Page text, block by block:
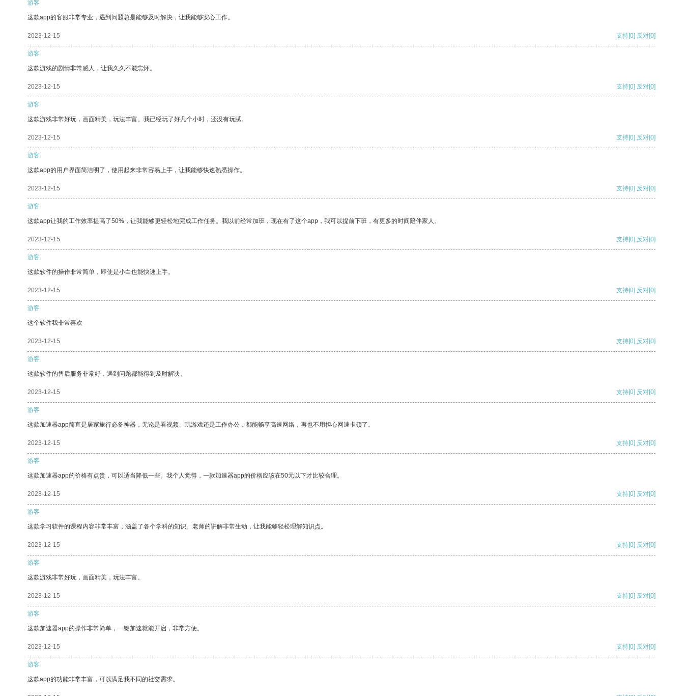
游客
这款app的客服非常专业，遇到问题总是能够及时解决，让我能够安心工作。
2023-12-15 支持[0] 反对[0]
游客
这款游戏的剧情非常感人，让我久久不能忘怀。
2023-12-15 支持[0] 反对[0]
游客
这款游戏非常好玩，画面精美，玩法丰富。我已经玩了好几个小时，还没有玩腻。
2023-12-15 支持[0] 反对[0]
游客
这款app的用户界面简洁明了，使用起来非常容易上手，让我能够快速熟悉操作。
2023-12-15 支持[0] 反对[0]
游客
这款app让我的工作效率提高了50%，让我能够更轻松地完成工作任务。我以前经常加班，现在有了这个app，我可以提前下班，有更多的时间陪伴家人。
2023-12-15 支持[0] 反对[0]
游客
这款软件的操作非常简单，即使是小白也能快速上手。
2023-12-15 支持[0] 反对[0]
游客
这个软件我非常喜欢
2023-12-15 支持[0] 反对[0]
游客
这款软件的售后服务非常好，遇到问题都能得到及时解决。
2023-12-15 支持[0] 反对[0]
游客
这款加速器app简直是居家旅行必备神器，无论是看视频、玩游戏还是工作办公，都能畅享高速网络，再也不用担心网速卡顿了。
2023-12-15 支持[0] 反对[0]
游客
这款加速器app的价格有点贵，可以适当降低一些。我个人觉得，一款加速器app的价格应该在50元以下才比较合理。
2023-12-15 支持[0] 反对[0]
游客
这款学习软件的课程内容非常丰富，涵盖了各个学科的知识。老师的讲解非常生动，让我能够轻松理解知识点。
2023-12-15 支持[0] 反对[0]
游客
这款游戏非常好玩，画面精美，玩法丰富。
2023-12-15 支持[0] 反对[0]
游客
这款加速器app的操作非常简单，一键加速就能开启，非常方便。
2023-12-15 支持[0] 反对[0]
游客
这款app的功能非常丰富，可以满足我不同的社交需求。